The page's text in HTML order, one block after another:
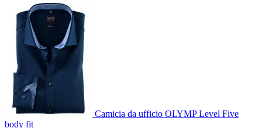
Camicia da ufficio OLYMP Level Five
body fit